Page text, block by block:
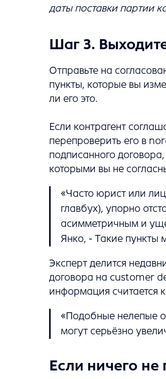
даты поставки партии
Шаг 3.
Отправьте на
пункты, которые вы
ли его это.
Если контрагент
перепроверить его в
подписанного
которыми вы не
«Часто юрист или
главбух), упорно
асимметричным и
Янко, - Такие пункты
Эксперт делится
договора на customer
информация считается
«Подобные нелепые
могут серьёзно
Если ничего не